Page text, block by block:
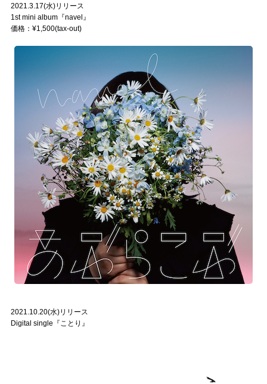
2021.3.17(水)リリース
1st mini album『navel』
価格：¥1,500(tax-out)
2021.10.20(水)リリース
Digital single『ことり』